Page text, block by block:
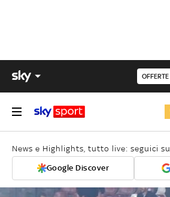
News e Highlights, tutto live: seguici su
Google Discover